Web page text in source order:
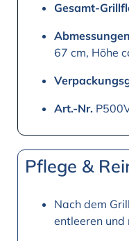
Gesamt-
67 cm, Höhe
Art.-Nr.
Pflege &
Nach dem
entleeren und